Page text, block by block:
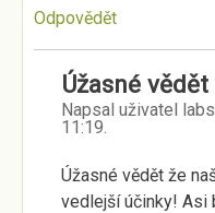
Odpovědět
Úžasné
Napsal uživatel labs
11:19.
Úžasné vědět že
vedlejší účinky! Asi